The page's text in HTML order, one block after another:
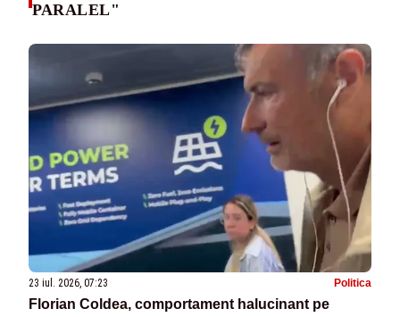
PARALEL"
23 iul. 2026, 07:23 Politica
Florian Coldea, comportament halucinant pe